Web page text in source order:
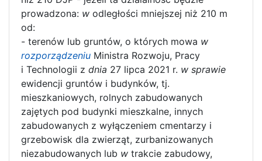
prowadzona: w odległości mniejszej niż 210 m
od:
- terenów lub gruntów, o których mowa w
rozporządzeniu Ministra Rozwoju, Pracy
i Technologii z dnia 27 lipca 2021 r. w sprawie
ewidencji gruntów i budynków, tj.
mieszkaniowych, rolnych zabudowanych
zajętych pod budynki mieszkalne, innych
zabudowanych z wyłączeniem cmentarzy i
grzebowisk dla zwierząt, zurbanizowanych
niezabudowanych lub w trakcie zabudowy,